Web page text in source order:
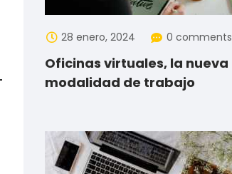
28 enero, 2024 0 comments
Oficinas virtuales, la nueva
modalidad de trabajo